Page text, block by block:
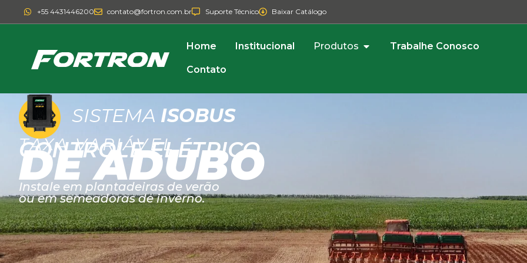
+55 4431446200 contato@fortron.com.br Suporte Técnico Baixar Catálogo
Home Institucional Produtos Trabalhe Conosco
Contato
SISTEMA ISOBUS
TAXA VARIÁVEL
CONTROLE ELÉTRICO
DE ADUBO
Instale em plantadeiras de verão
ou em semeadoras de inverno.